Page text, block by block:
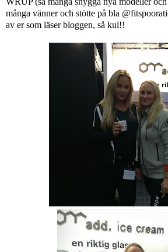
många vänner och stötte på bla
av er som läser bloggen, så kul!!